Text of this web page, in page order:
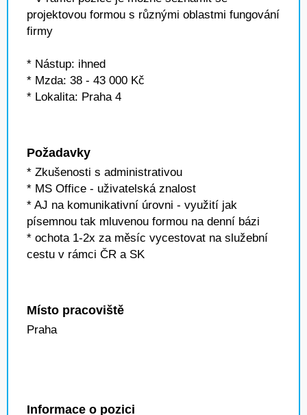
projektovou formou s různými oblastmi fungování
firmy
* Nástup: ihned
* Mzda: 38 - 43 000 Kč
* Lokalita: Praha 4
Požadavky
* Zkušenosti s administrativou
* MS Office - uživatelská znalost
* AJ na komunikativní úrovni - využití jak
písemnou tak mluvenou formou na denní bázi
* ochota 1-2x za měsíc vycestovat na služební
cestu v rámci ČR a SK
Místo pracoviště
Praha
Informace o pozici